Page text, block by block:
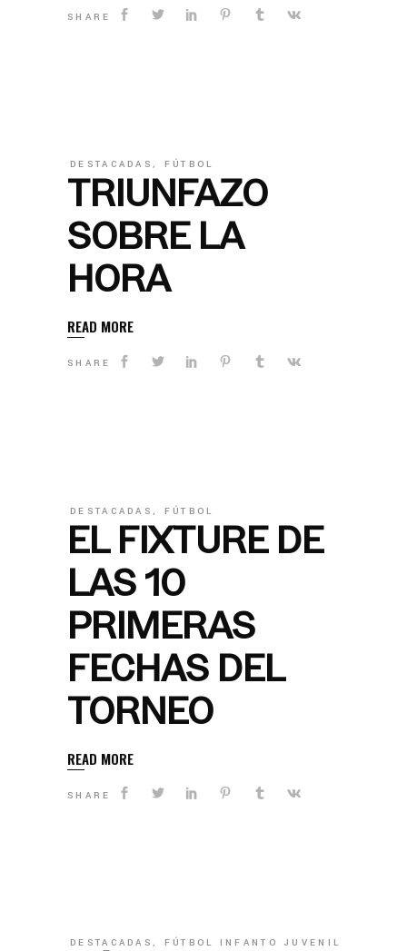
SHARE
DESTACADAS, FÚTBOL
TRIUNFAZO
SOBRE LA
HORA
READ MORE
SHARE
DESTACADAS , FÚTBOL
EL FIXTURE DE
LAS 10
PRIMERAS
FECHAS DEL
TORNEO
READ MORE
SHARE
DESTACADAS, FÚTBOL INFANTO JUVENIL